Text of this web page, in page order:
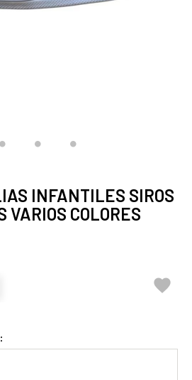
INFANTILES SIROS
VARIOS COLORES
